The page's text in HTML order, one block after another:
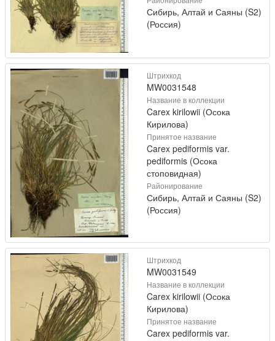
Сибирь, Алтай и Саяны (S2)
(Россия)
Штрихкод
MW0031548
Название в коллекции
Carex kirilowii (Осока
Кирилова)
Принятое название
Carex pediformis var.
pediformis (Осока
стоповидная)
Районирование
Сибирь, Алтай и Саяны (S2)
(Россия)
Штрихкод
MW0031549
Название в коллекции
Carex kirilowii (Осока
Кирилова)
Принятое название
Carex pediformis var.